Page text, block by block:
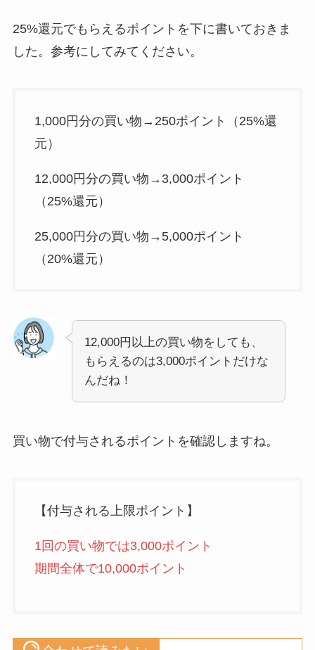
25%還元でもらえるポイントを下に書いておきま
した。参考にしてみてください。
1,000円分の買い物→250ポイント（25%還
元）
12,000円分の買い物→3,000ポイント
（25%還元）
25,000円分の買い物→5,000ポイント
（20%還元）
12,000円以上の買い物をしても、
もらえるのは3,000ポイントだけな
んだね！
買い物で付与されるポイントを確認しますね。
【付与される上限ポイント】
1回の買い物では3,000ポイント
期間全体で10,000ポイント